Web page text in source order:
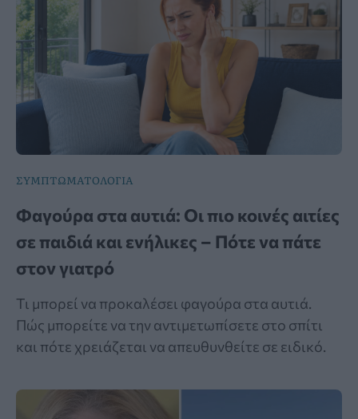
ΣΥΜΠΤΩΜΑΤΟΛΟΓΙΑ
Φαγούρα στα αυτιά: Οι πιο κοινές αιτίες
σε παιδιά και ενήλικες – Πότε να πάτε
στον γιατρό
Τι μπορεί να προκαλέσει φαγούρα στα αυτιά.
Πώς μπορείτε να την αντιμετωπίσετε στο σπίτι
και πότε χρειάζεται να απευθυνθείτε σε ειδικό.